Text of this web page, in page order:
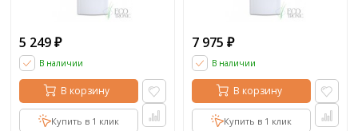
5 249 ₽
В наличии
В корзину
Купить в 1 клик
7 975 ₽
В наличии
В корзину
Купить в 1 клик